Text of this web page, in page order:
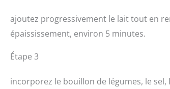
ajoutez progressivement le lait tout en
épaississement, environ 5 minutes.
Étape 3
incorporez le bouillon de légumes, le